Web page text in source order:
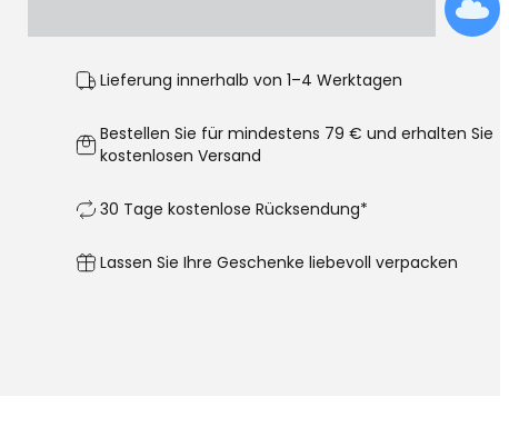
Lieferung innerhalb von 1–4 Werktagen
Bestellen Sie für mindestens 79 € und erhalten Sie
kostenlosen Versand
30 Tage kostenlose Rücksendung*
Lassen Sie Ihre Geschenke liebevoll verpacken